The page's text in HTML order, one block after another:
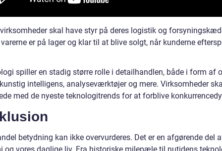
skal have styr på deres logistik og
er på lager og klar til at blive solgt, når kunderne
spiller en stadig større rolle i detailhandlen, både i form af
intelligens, analyseværktøjer og mere. Virksomheder
med de nyeste teknologitrends for at forblive
betydning kan ikke overvurderes. Det er en afgørende del